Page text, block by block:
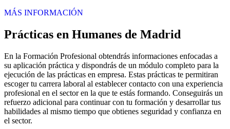
MÁS INFORMACIÓN
Prácticas en Humanes de Madrid
En la Formación Profesional obtendrás informaciones enfocadas a
su aplicación práctica y dispondrás de un módulo completo para la
ejecución de las prácticas en empresa. Estas prácticas te permitiran
escoger tu carrera laboral al establecer contacto con una experiencia
profesional en el sector en la que te estás formando. Conseguirás un
refuerzo adicional para continuar con tu formación y desarrollar tus
habilidades al mismo tiempo que obtienes seguridad y confianza en
el sector.